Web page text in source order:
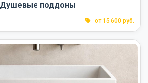
Душевые поддоны
от 15 600 руб.